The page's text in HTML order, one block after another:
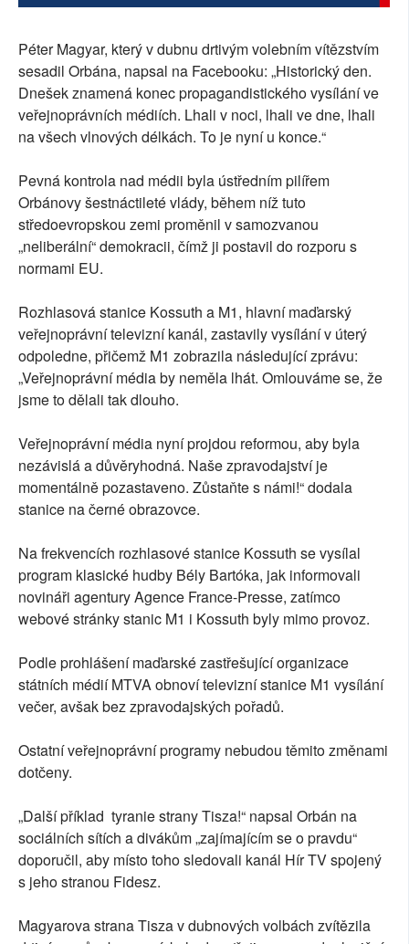
Péter Magyar, který v dubnu drtivým volebním vítězstvím
sesadil Orbána, napsal na Facebooku: „Historický den.
Dnešek znamená konec propagandistického vysílání ve
veřejnoprávních médiích. Lhali v noci, lhali ve dne, lhali
na všech vlnových délkách. To je nyní u konce.“
Pevná kontrola nad médii byla ústředním pilířem
Orbánovy šestnáctileté vlády, během níž tuto
středoevropskou zemi proměnil v samozvanou
„neliberální“ demokracii, čímž ji postavil do rozporu s
normami EU.
Rozhlasová stanice Kossuth a M1, hlavní maďarský
veřejnoprávní televizní kanál, zastavily vysílání v úterý
odpoledne, přičemž M1 zobrazila následující zprávu:
„Veřejnoprávní média by neměla lhát. Omlouváme se, že
jsme to dělali tak dlouho.
Veřejnoprávní média nyní projdou reformou, aby byla
nezávislá a důvěryhodná. Naše zpravodajství je
momentálně pozastaveno. Zůstaňte s námi!“ dodala
stanice na černé obrazovce.
Na frekvencích rozhlasové stanice Kossuth se vysílal
program klasické hudby Bély Bartóka, jak informovali
novináři agentury Agence France-Presse, zatímco
webové stránky stanic M1 i Kossuth byly mimo provoz.
Podle prohlášení maďarské zastřešující organizace
státních médií MTVA obnoví televizní stanice M1 vysílání
večer, avšak bez zpravodajských pořadů.
Ostatní veřejnoprávní programy nebudou těmito změnami
dotčeny.
„Další příklad tyranie strany Tisza!“ napsal Orbán na
sociálních sítích a divákům „zajímajícím se o pravdu“
doporučil, aby místo toho sledovali kanál Hír TV spojený
s jeho stranou Fidesz.
Magyarova strana Tisza v dubnových volbách zvítězila